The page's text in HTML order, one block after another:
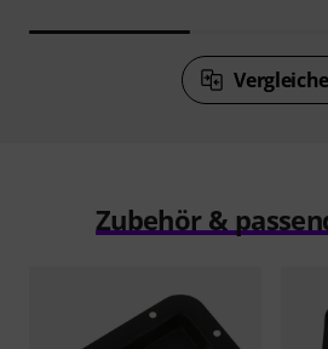
Zubehör &